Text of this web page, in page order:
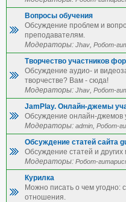
Вопросы обучения
Обсуждение проблем и
преподавателям.
Модераторы: Jhav, Робот-
Творчество участников
Обсуждение аудио- и
творчестве? Вам - сюда!
Модераторы: Jhav, Робот-
JamPlay. Онлайн-джемы
Обсуждение онлайн-джемов
Модераторы: admin, Робот-
Обсуждение статей сайта
Обсуждение статей и
Модераторы: Робот-
Курилка
Можно писать о чем угодно:
отношения.